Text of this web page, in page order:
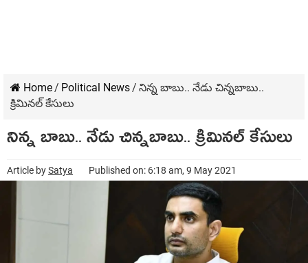
Home/ Political News/ నిన్న బాబు.. నేడు చిన్న‌బాబు..
క్రిమిన‌ల్ కేసులు
నిన్న బాబు.. నేడు చిన్న‌బాబు.. క్రిమిన‌ల్ కేసులు
Article bySatya Published on: 6:18 am, 9 May 2021